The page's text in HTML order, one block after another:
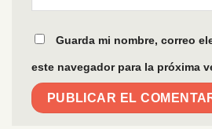
Guarda mi nombre, correo
este navegador para la próxima